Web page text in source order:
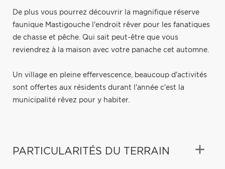
De plus vous pourrez découvrir la magnifique réserve
faunique Mastigouche l'endroit rêver pour les fanatiques
de chasse et pêche. Qui sait peut-être que vous
reviendrez à la maison avec votre panache cet automne.
Un village en pleine effervescence, beaucoup d'activités
sont offertes aux résidents durant l'année c'est la
municipalité rêvez pour y habiter.
PARTICULARITÉS DU TERRAIN